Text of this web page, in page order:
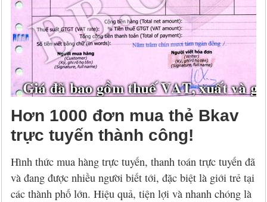
Hơn 1000 đơn mua thẻ Bkav
trực tuyến thành công!
Hình thức mua hàng trực tuyến, thanh toán trực tuyến đã
và đang được nhiều người biết tới, đặc biệt là giới trẻ tại
các thành phố lớn. Hiệu quả, tiện lợi và nhanh chóng là